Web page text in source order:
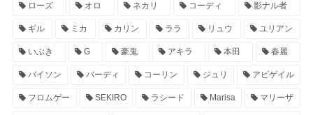
ローズ オロ ネカリ コーディ 影ナル者
ギル ミカ カリン ララ リュウ ユリアン
いぶき G 豪鬼 アキラ 本田 春麗
バイソン バーディ コーリン ジュリ アビゲイル
フロムゲー SEKIRO ラシード Marisa マリーザ